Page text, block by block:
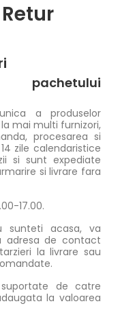
a produselor
mai multi furnizori,
procesarea si
zile calendaristice
si sunt expediate
si livrare fara
17.00.
sunteti acasa, va
adresa de contact
la livrare sau
de catre
la valoarea